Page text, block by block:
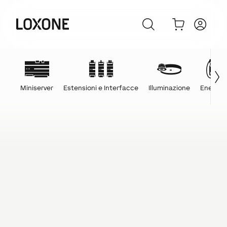
Miniserver Estensioni e Interfacce Illuminazione Energia